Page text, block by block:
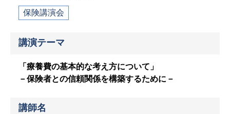
保険講演会
講演テーマ
「療養費の基本的な考え方について」
－保険者との信頼関係を構築するために－
講師名